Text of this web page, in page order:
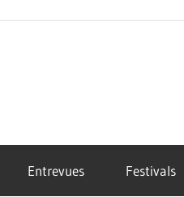
Entrevues Festivals